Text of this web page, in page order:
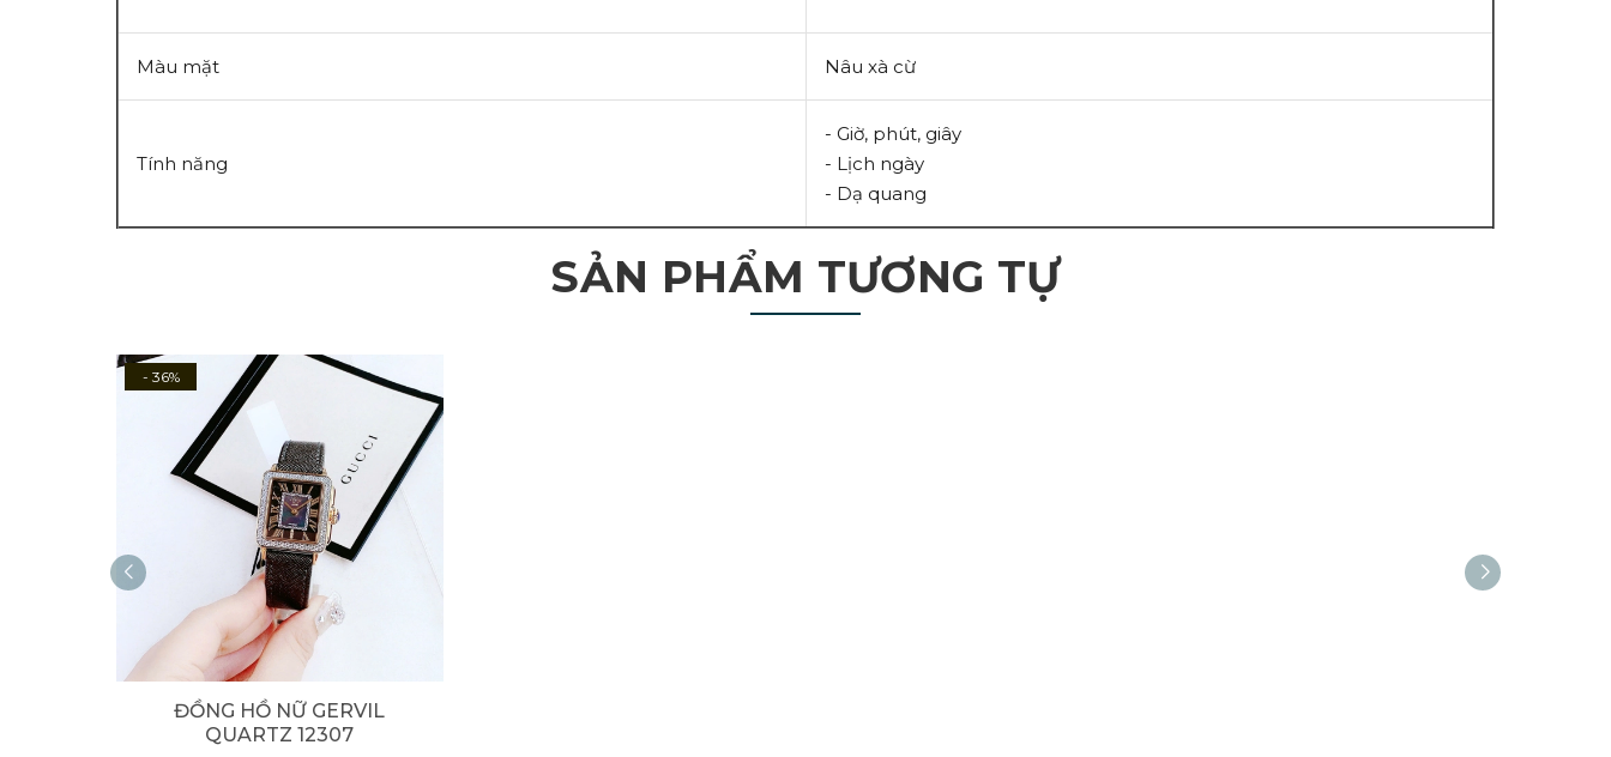
Màu mặt Nâu xà cừ
Tính năng
- Giờ, phút, giây
- Lịch ngày
- Dạ quang
SẢN PHẨM TƯƠNG TỰ
- 36%
ĐỒNG HỒ NỮ GERVIL
QUARTZ 12307